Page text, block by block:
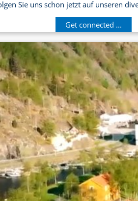
Sie uns schon jetzt auf unseren
Get connected ...